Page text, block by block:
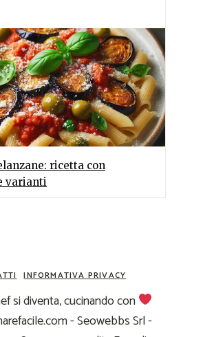
ricetta con
varianti
INFORMATIVA PRIVACY
si diventa, cucinando con
- Seowebbs Srl -